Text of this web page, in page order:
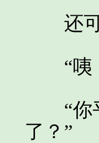
还可
“咦
“你平
了？”